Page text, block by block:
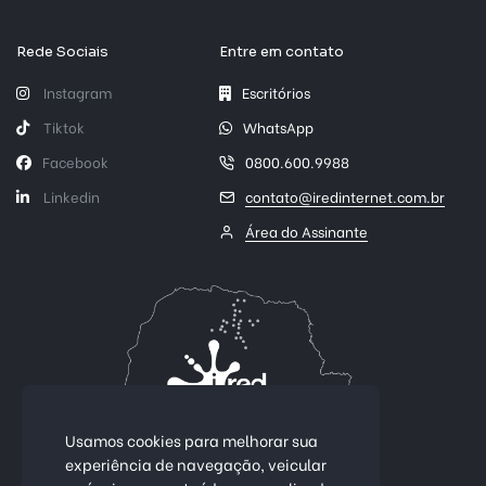
Rede Sociais
Instagram
Tiktok
Facebook
Linkedin
Entre em contato
Escritórios
WhatsApp
0800.600.9988
contato@iredinternet.com.br
Área do Assinante
Usamos cookies para melhorar sua
experiência de navegação, veicular